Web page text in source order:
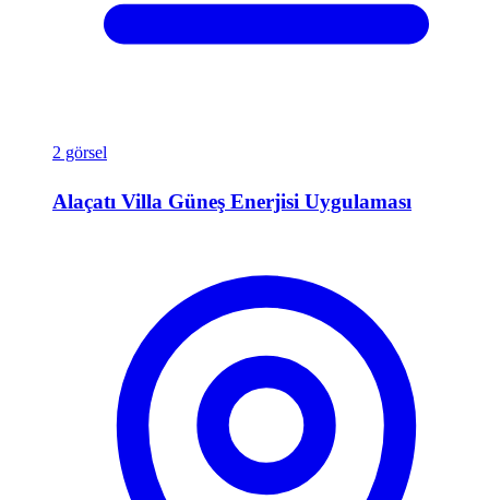
2 görsel
Alaçatı Villa Güneş Enerjisi Uygulaması